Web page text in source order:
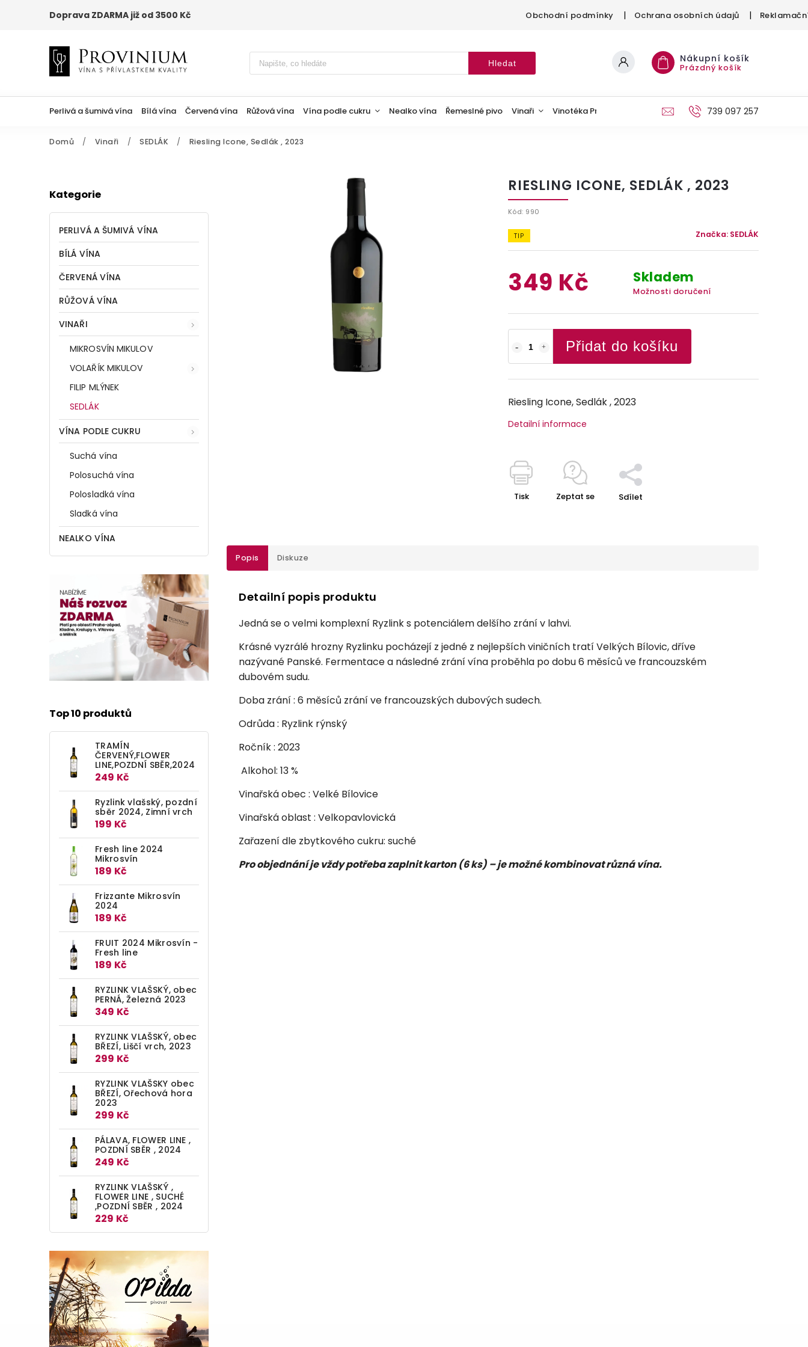
Doprava ZDARMA již od 3500 Kč Obchodní podmínky Ochrana osobních údajů
Hledat Nákupní košík
Prázdný košík
Perlivá a šumivá vína Bílá vína Červená vína Růžová vína Vína podle cukru Nealko vína Řemeslné pivo Vinaři Vinotéka Provinium Kontakt 739 097 257
Domů / Vinaři / SEDLÁK / Riesling Icone, Sedlák , 2023
Kategorie
PERLIVÁ A ŠUMIVÁ VÍNA
BÍLÁ VÍNA
ČERVENÁ VÍNA
RŮŽOVÁ VÍNA
VINAŘI
MIKROSVÍN MIKULOV
VOLAŘÍK MIKULOV
FILIP MLÝNEK
SEDLÁK
VÍNA PODLE CUKRU
Suchá vína
Polosuchá vína
Polosladká vína
Sladká vína
NEALKO VÍNA
Top 10 produktů
TRAMÍN
ČERVENÝ,FLOWER
LINE,POZDNÍ SBĚR,2024
249 Kč
Ryzlink vlašský, pozdní
sběr 2024, Zimní vrch
199 Kč
Fresh line 2024
Mikrosvín
189 Kč
Frizzante Mikrosvín
2024
189 Kč
FRUIT 2024 Mikrosvín -
Fresh line
189 Kč
RYZLINK VLAŠSKÝ, obec
PERNÁ, Železná 2023
349 Kč
RYZLINK VLAŠSKÝ, obec
BŘEZÍ, Liščí vrch, 2023
299 Kč
RYZLINK VLAŠSKY obec
BŘEZÍ, Ořechová hora
2023
299 Kč
PÁLAVA, FLOWER LINE ,
POZDNÍ SBĚR , 2024
249 Kč
RYZLINK VLAŠSKÝ ,
FLOWER LINE , SUCHÉ
,POZDNÍ SBĚR , 2024
229 Kč
RIESLING ICONE, SEDLÁK , 2023
Kód: 990
TIP Značka: SEDLÁK
349 Kč Skladem
Možnosti doručení
Přidat do košíku
Riesling Icone, Sedlák , 2023
Detailní informace
Tisk Zeptat se Sdílet
Popis Diskuze
Detailní popis produktu
Jedná se o velmi komplexní Ryzlink s potenciálem delšího zrání v lahvi.
Krásné vyzrálé hrozny Ryzlinku pocházejí z jedné z nejlepších viničních tratí Velkých Bílovic, dříve
nazývané Panské. Fermentace a následné zrání vína proběhla po dobu 6 měsíců ve francouzském
dubovém sudu.
Doba zrání : 6 měsíců zrání ve francouzských dubových sudech.
Odrůda : Ryzlink rýnský
Ročník : 2023
Alkohol: 13 %
Vinařská obec : Velké Bílovice
Vinařská oblast : Velkopavlovická
Zařazení dle zbytkového cukru: suché
Pro objednání je vždy potřeba zaplnit karton (6 ks) – je možné kombinovat různá vína.